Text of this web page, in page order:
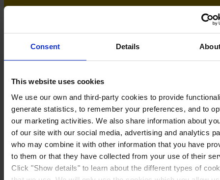
Consent Details
This website uses cookies
We use our own and third-party cookies to provide
generate statistics, to remember your preferences, and to
our marketing activities. We also share information about
of our site with our social media, advertising and analytics
who may combine it with other information that you have
to them or that they have collected from your use of their
Click "Show details" to learn about the different types of